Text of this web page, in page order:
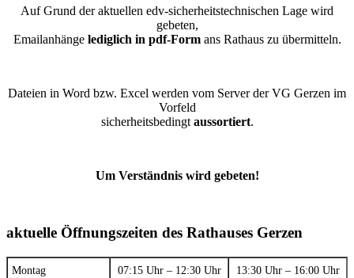
Auf Grund der aktuellen edv-sicherheitstechnischen Lage wird
gebeten,
Emailanhänge lediglich in pdf-Formans Rathaus zu übermitteln.
Dateien in Word bzw. Excel werden vom Server der VG Gerzen im
Vorfeld
sicherheitsbedingt aussortiert.
Um Verständnis wird gebeten!
aktuelle Öffnungszeiten des Rathauses Gerzen
Montag 07:15 Uhr – 12:30 Uhr 13:30 Uhr – 16:00 Uhr